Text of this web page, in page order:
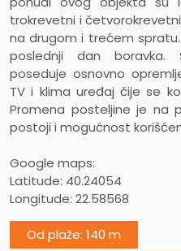
trokrevetni i
na drugom i trećem
poslednji dan boravka.
poseduje osnovno
TV i klima uređaj čije se
Promena posteljine je na
postoji i mogućnost
Google maps:
Latitude: 40.24054
Longitude: 22.58568
Od plaže: 140 m